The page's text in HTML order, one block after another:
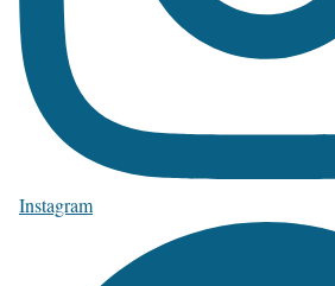
Instagram